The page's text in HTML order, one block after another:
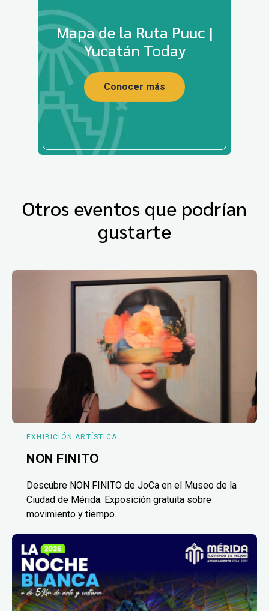
Mapa de la Ruta Puuc |
Yucatán Today
Conocer más
Otros eventos que podrían
gustarte
EXHIBICIÓN ARTÍSTICA
NON FINITO
Descubre NON FINITO de JoCa en el Museo de la
Ciudad de Mérida. Exposición gratuita sobre
movimiento y tiempo.